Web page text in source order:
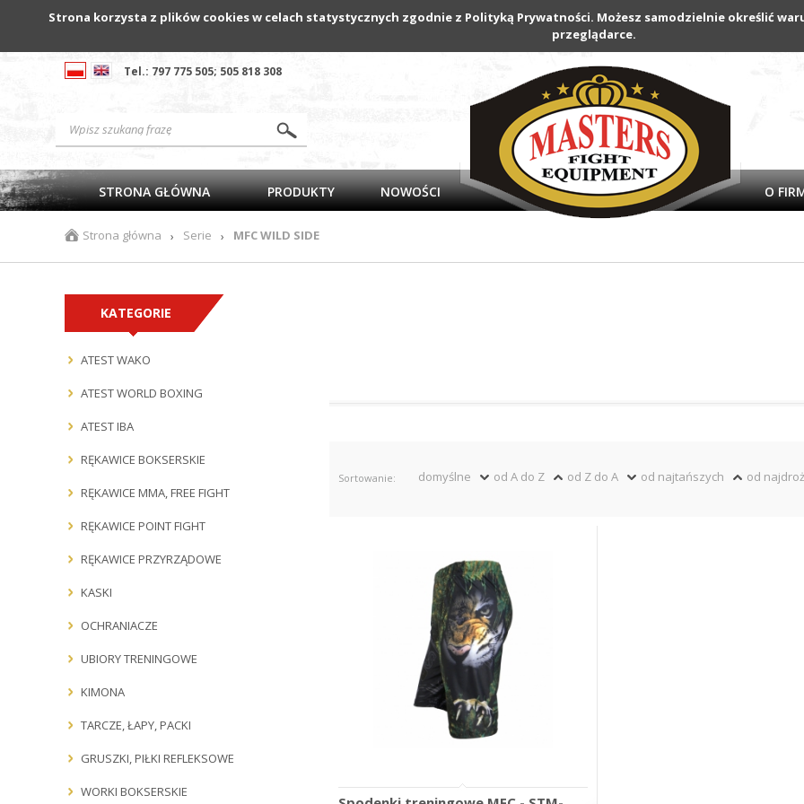
Strona korzysta z plików cookies w celach statystycznych zgodnie z Polityką Prywatności. Możesz samodzielnie określić
przeglądarce.
Tel.: 797 775 505; 505 818 308
STRONA GŁÓWNA PRODUKTY NOWOŚCI O
Strona główna › Serie › MFC WILD SIDE
KATEGORIE
ATEST WAKO
ATEST WORLD BOXING
ATEST IBA
RĘKAWICE BOKSERSKIE
RĘKAWICE MMA, FREE FIGHT
RĘKAWICE POINT FIGHT
RĘKAWICE PRZYRZĄDOWE
KASKI
OCHRANIACZE
UBIORY TRENINGOWE
KIMONA
TARCZE, ŁAPY, PACKI
GRUSZKI, PIŁKI REFLEKSOWE
WORKI BOKSERSKIE
Sortowanie: domyślne od A do Z od Z do A od najtańszych od